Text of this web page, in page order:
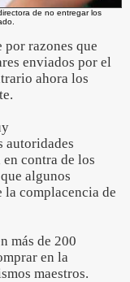
de no entregar los
por razones que
enviados por el
ahora los
autoridades
contra de los
algunos
la complacencia de
más de 200
en la
maestros.